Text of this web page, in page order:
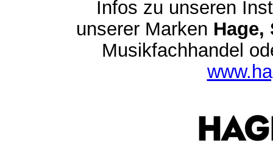
Infos zu unseren
unserer Marken Hage,
Musikfachhandel